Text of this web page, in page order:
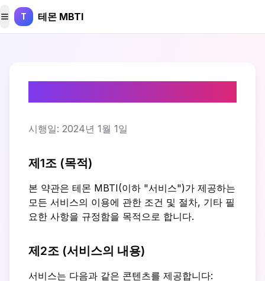
본문 바로가기
메뉴 토글
T 테몬 MBTI
시행일: 2024년 1월 1일
제1조 (목적)
본 약관은 테몬 MBTI(이하 "서비스")가 제공하는
모든 서비스의 이용에 관한 조건 및 절차, 기타 필
요한 사항을 규정함을 목적으로 합니다.
제2조 (서비스의 내용)
서비스는 다음과 같은 콘텐츠를 제공합니다: